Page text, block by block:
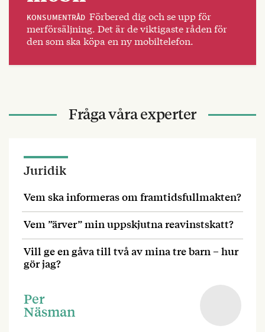
KONSUMENTRÅD Förbered dig och se upp för
merförsäljning. Det är de viktigaste råden för
den som ska köpa en ny mobiltelefon.
Fråga våra experter
Juridik
Vem ska informeras om framtidsfullmakten?
Vem ”ärver” min uppskjutna reavinstskatt?
Vill ge en gåva till två av mina tre barn – hur
gör jag?
Per
Näsman